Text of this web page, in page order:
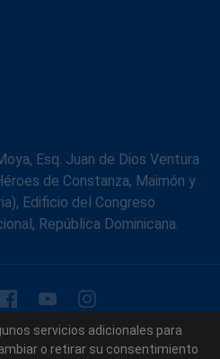
Esq. Juan de Dios Ventura
de Constanza, Maimón y
Edificio del Congreso
República Dominicana.
del Senado de la República
derechos reservados.
servicios adicionales para
o retirar su consentimiento